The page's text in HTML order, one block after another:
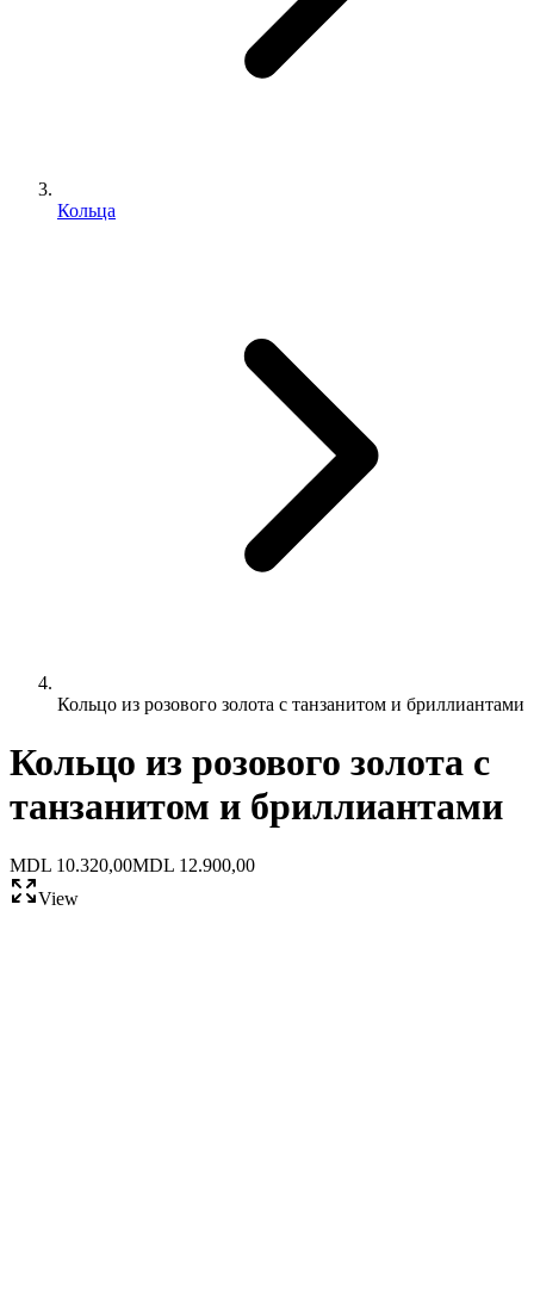
Кольца
Кольцо из розового золота с танзанитом и бриллиантами
Кольцо из розового золота с
танзанитом и бриллиантами
MDL 10.320,00MDL 12.900,00
View